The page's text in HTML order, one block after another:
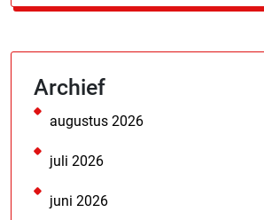
Archief
augustus 2026
juli 2026
juni 2026